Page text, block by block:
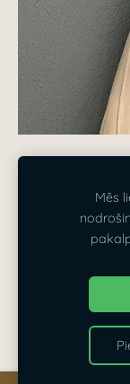
Dizaina
Mēs